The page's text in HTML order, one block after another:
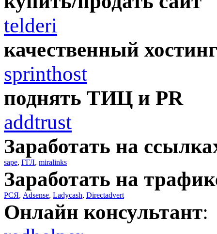
telderi
качественный
sprinthost
поднять ТИЦ и PR
addtrust
Заработать на
sape, ГГЛ, miralinks
Заработать на
РСЯ, Adsense, Ladycash, Directadvert
Онлайн консультант: